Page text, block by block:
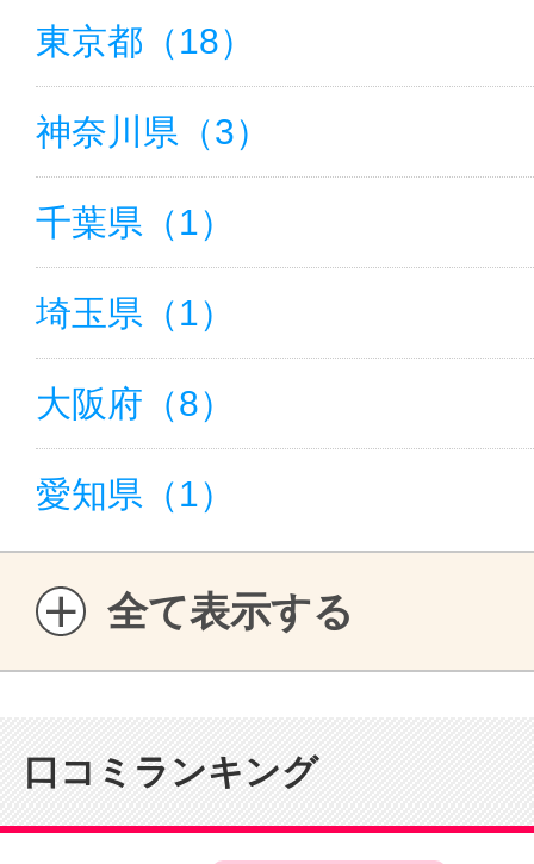
東京都（18）
神奈川県（3）
千葉県（1）
埼玉県（1）
大阪府（8）
愛知県（1）
全て表示する
口コミランキング